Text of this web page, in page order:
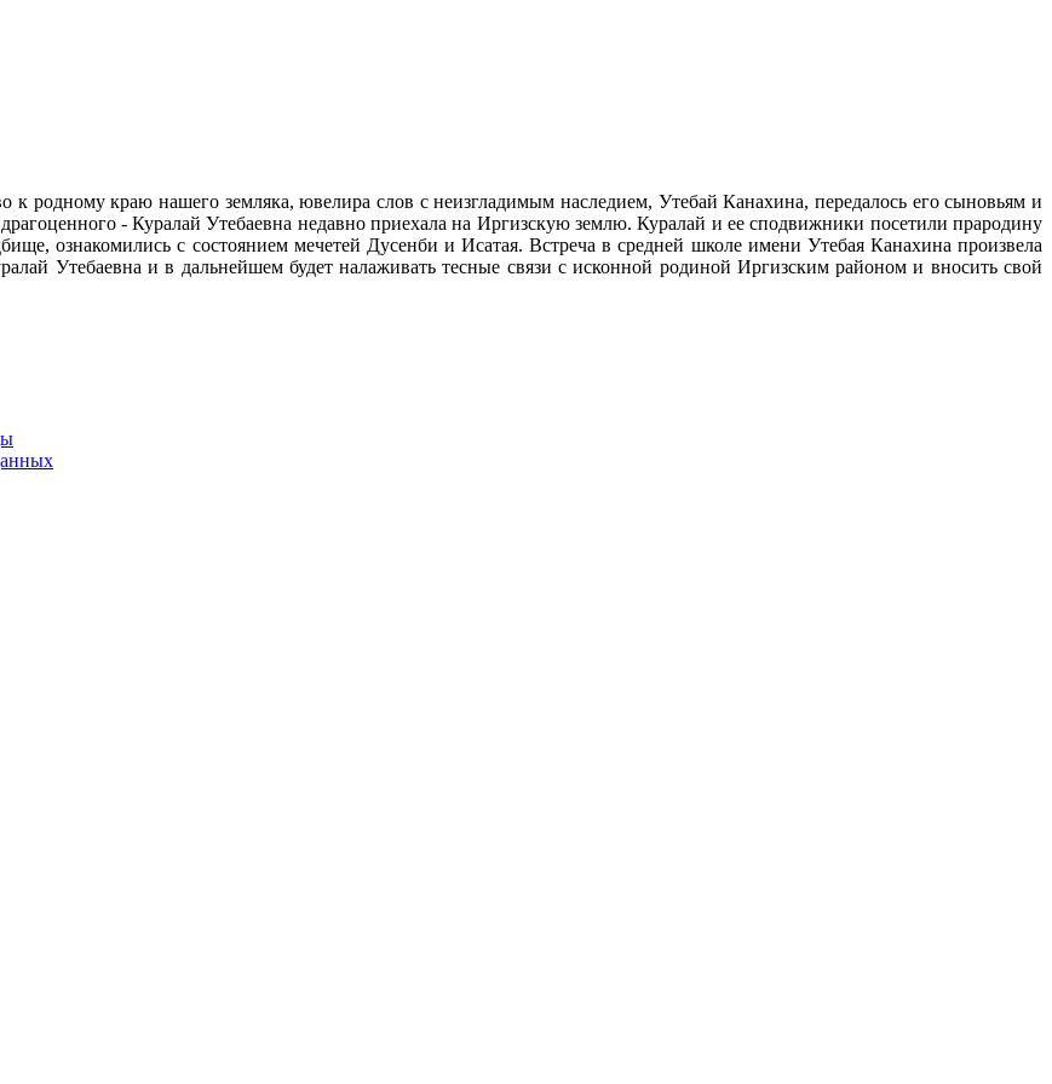
к родному краю нашего земляка, ювелира слов с неизгладимым наследием, Утебай Канахина, передалось его сыновьям и
- Куралай Утебаевна недавно приехала на Иргизскую землю. Куралай и ее сподвижники посетили прародину
ознакомились с состоянием мечетей Дусенби и Исатая. Встреча в средней школе имени Утебая Канахина произвела
Утебаевна и в дальнейшем будет налаживать тесные связи с исконной родиной Иргизским районом и вносить свой